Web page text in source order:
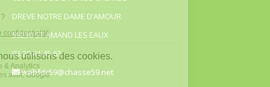
DREVE NOTRE DAME D’AMOUR
59230 ST AMAND LES EAUX
03.20.41.45.63
webfdc59@chasse59.net